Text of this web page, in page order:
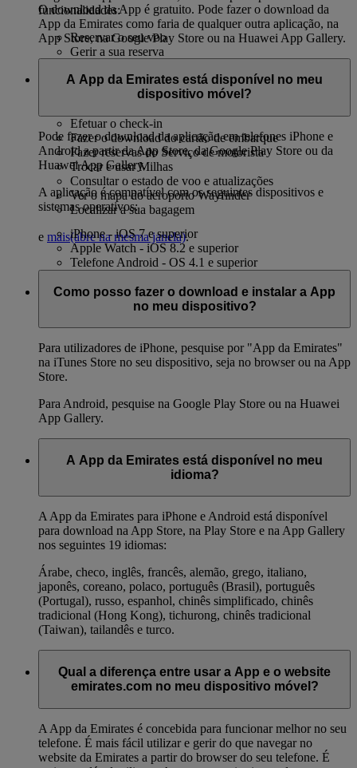
funcionalidades:
Reservar o seu voo
Gerir a sua reserva
Selecionar o seu lugar
Fazer upgrade da sua reserva
Efetuar o check-in
Fazer o download do cartão de embarque
Fazer reservas do Serviço de motorista
Trocar e usar Milhas
Consultar o estado de voo e atualizações
Ver o mapa do aeroporto Wayfinder
Localizar a sua bagagem
e mais(abre na mesma janela).
O download da App é gratuito. Pode fazer o download da
App da Emirates como faria de qualquer outra aplicação, na
App Store, na Google Play Store ou na Huawei App Gallery.
A App da Emirates está disponível no meu
dispositivo móvel?
Pode fazer o download da aplicação em telefones iPhone e
Android a partir da App Store, da Google Play Store ou da
Huawei App Gallery.
A aplicação é compatível com os seguintes dispositivos e
sistemas operativos:
iPhone - iOS 7 e superior
Apple Watch - iOS 8.2 e superior
Telefone Android - OS 4.1 e superior
Como posso fazer o download e instalar a App
no meu dispositivo?
Para utilizadores de iPhone, pesquise por "App da Emirates"
na iTunes Store no seu dispositivo, seja no browser ou na App
Store.
Para Android, pesquise na Google Play Store ou na Huawei
App Gallery.
A App da Emirates está disponível no meu
idioma?
A App da Emirates para iPhone e Android está disponível
para download na App Store, na Play Store e na App Gallery
nos seguintes 19 idiomas:
Árabe, checo, inglês, francês, alemão, grego, italiano,
japonês, coreano, polaco, português (Brasil), português
(Portugal), russo, espanhol, chinês simplificado, chinês
tradicional (Hong Kong), tichurong, chinês tradicional
(Taiwan), tailandês e turco.
Qual a diferença entre usar a App e o website
emirates.com no meu dispositivo móvel?
A App da Emirates é concebida para funcionar melhor no seu
telefone. É mais fácil utilizar e gerir do que navegar no
website da Emirates a partir do browser do seu telefone. É